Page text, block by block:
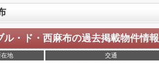
ル・ド・西麻布の過去掲載物件情報
在地 交通